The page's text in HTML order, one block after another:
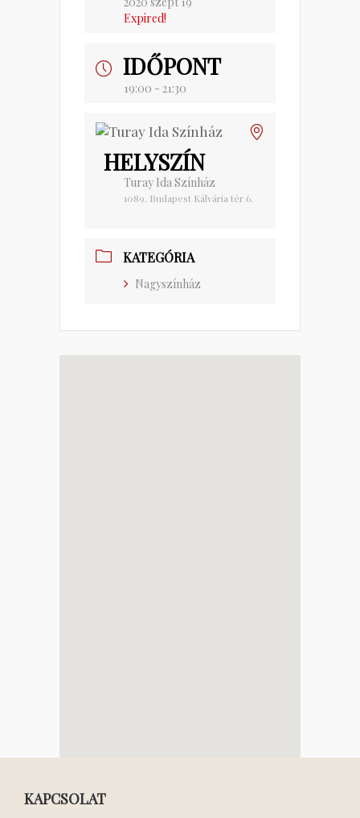
Expired!
IDŐPONT
19:00 - 21:30
HELYSZÍN
Turay Ida Színház
1089. Budapest Kálvária tér 6.
KATEGÓRIA
Nagyszínház
KAPCSOLAT